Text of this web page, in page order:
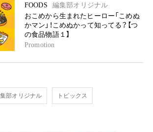
FOODS
編集部オリジナル
おこめから生まれたヒーロー「こめぬ
かマン」！こめぬかって知ってる？【つ
の食品物語１】
Promotion
部オリジナル トピックス